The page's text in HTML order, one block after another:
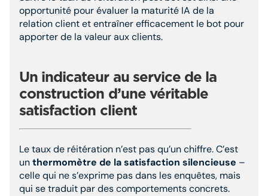
opportunité pour évaluer la maturité IA de la
relation client et entraîner efficacement le bot pour
apporter de la valeur aux clients.
Un indicateur au service de la
construction d’une véritable
satisfaction client
Le taux de réitération n’est pas qu’un chiffre. C’est
unthermomètre de la satisfaction silencieuse –
celle qui ne s’exprime pas dans les enquêtes, mais
qui se traduit par des comportements concrets.